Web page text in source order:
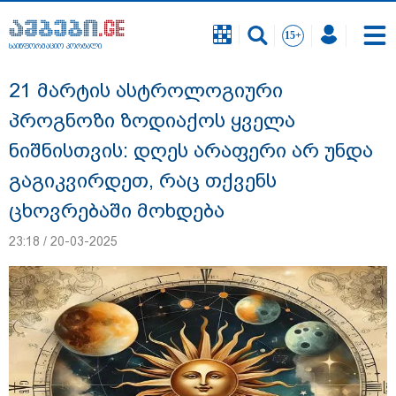
საინფორმაციო პორტალი
გიგა ავალიანის საქმეზე დაკავებულ ორ
არასრულწლოვანს, ნია იმნაძესა და
ანასტასია ბერუაშვილს აღკვეთის
ღონისძიების სახით პატიმრობა
საინფორმაციო პორტალი
21 მარტის ასტროლოგიური
პროგნოზი ზოდიაქოს ყველა
ნიშნისთვის: დღეს არაფერი არ უნდა
გაგიკვირდეთ, რაც თქვენს
ცხოვრებაში მოხდება
23:18 / 20-03-2025